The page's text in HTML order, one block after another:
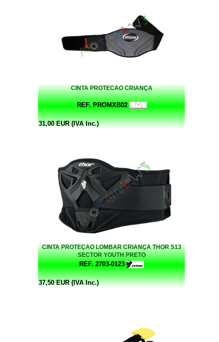
CINTA PROTECAO CRIANÇA
REF. PROMXB02
31,00 EUR (IVA Inc.)
CINTA PROTEÇAO LOMBAR CRIANÇA THOR S13
SECTOR YOUTH PRETO
REF. 2703-0123
37,50 EUR (IVA Inc.)